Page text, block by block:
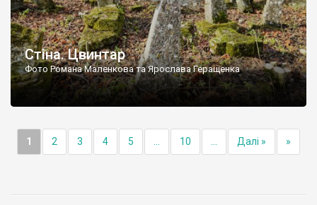
Стіна. Цвинтар
Фото Романа Маленкова та Ярослава Геращенка
1 2 3 4 5 10 Далі » »